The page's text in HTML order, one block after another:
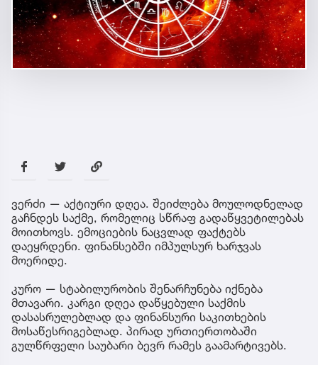
ვერძი — აქტიური დღეა. შეიძლება მოულოდნელად
გაჩნდეს საქმე, რომელიც სწრაფ გადაწყვეტილებას
მოითხოვს. ემოციების ნაცვლად ფაქტებს
დაეყრდენი. ფინანსებში იმპულსურ ხარჯვას
მოერიდე.
კურო — სტაბილურობის შენარჩუნება იქნება
მთავარი. კარგი დღეა დაწყებული საქმის
დასასრულებლად და ფინანსური საკითხების
მოსაწესრიგებლად. პირად ურთიერთობაში
გულწრფელი საუბარი ბევრ რამეს გაამარტივებს.